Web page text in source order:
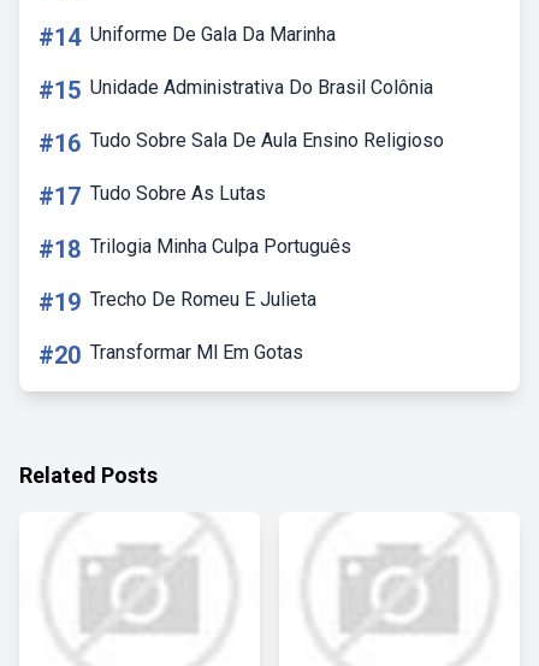
#14 Uniforme De Gala Da Marinha
#15 Unidade Administrativa Do Brasil Colônia
#16 Tudo Sobre Sala De Aula Ensino Religioso
#17 Tudo Sobre As Lutas
#18 Trilogia Minha Culpa Português
#19 Trecho De Romeu E Julieta
#20 Transformar Ml Em Gotas
Related Posts